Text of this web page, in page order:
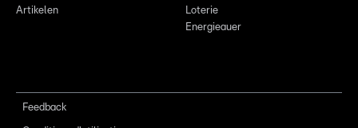
Artikelen
Loterie
Energieauer
Feedback